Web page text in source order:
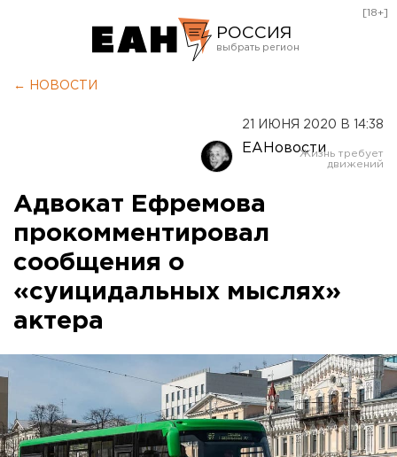
РОССИЯ
Оренбург
[18+]
← НОВОСТИ
21 ИЮНЯ 2020 В 14:38
ЕАНовости
Адвокат Ефремова
прокомментировал
сообщения о
«суицидальных мыслях»
актера